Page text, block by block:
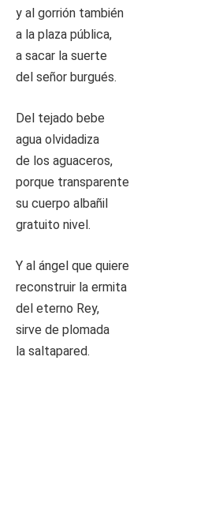
y al gorrión también
a la plaza pública,
a sacar la suerte
del señor burgués.
Del tejado bebe
agua olvidadiza
de los aguaceros,
porque transparente
su cuerpo albañil
gratuito nivel.
Y al ángel que quiere
reconstruir la ermita
del eterno Rey,
sirve de plomada
la saltapared.